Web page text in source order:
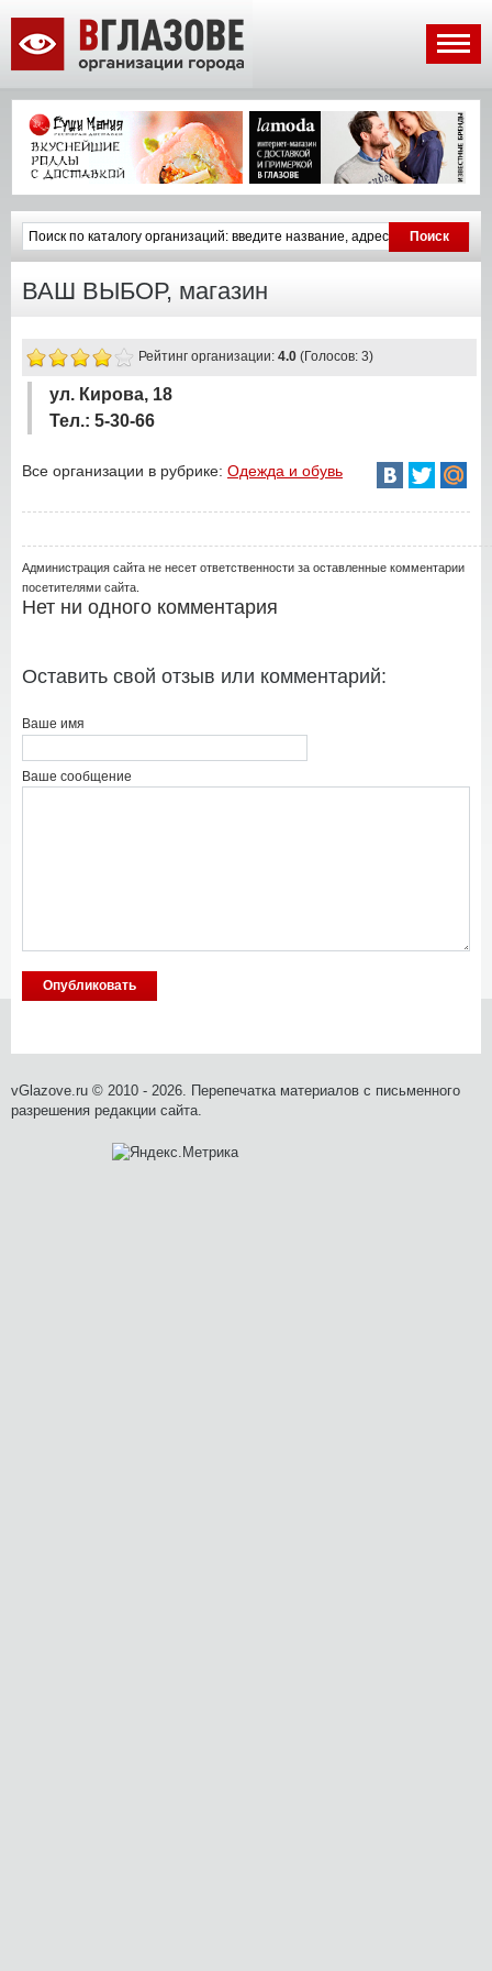
ВАШ ВЫБОР, магазин
Рейтинг организации: 4.0 (Голосов: 3)
ул. Кирова, 18
Тел.: 5-30-66
Все организации в рубрике: Одежда и обувь
Администрация сайта не несет ответственности за оставленные комментарии
посетителями сайта.
Нет ни одного комментария
Оставить свой отзыв или комментарий:
Ваше имя
Ваше сообщение
vGlazove.ru © 2010 - 2026. Перепечатка материалов с письменного
разрешения редакции сайта.